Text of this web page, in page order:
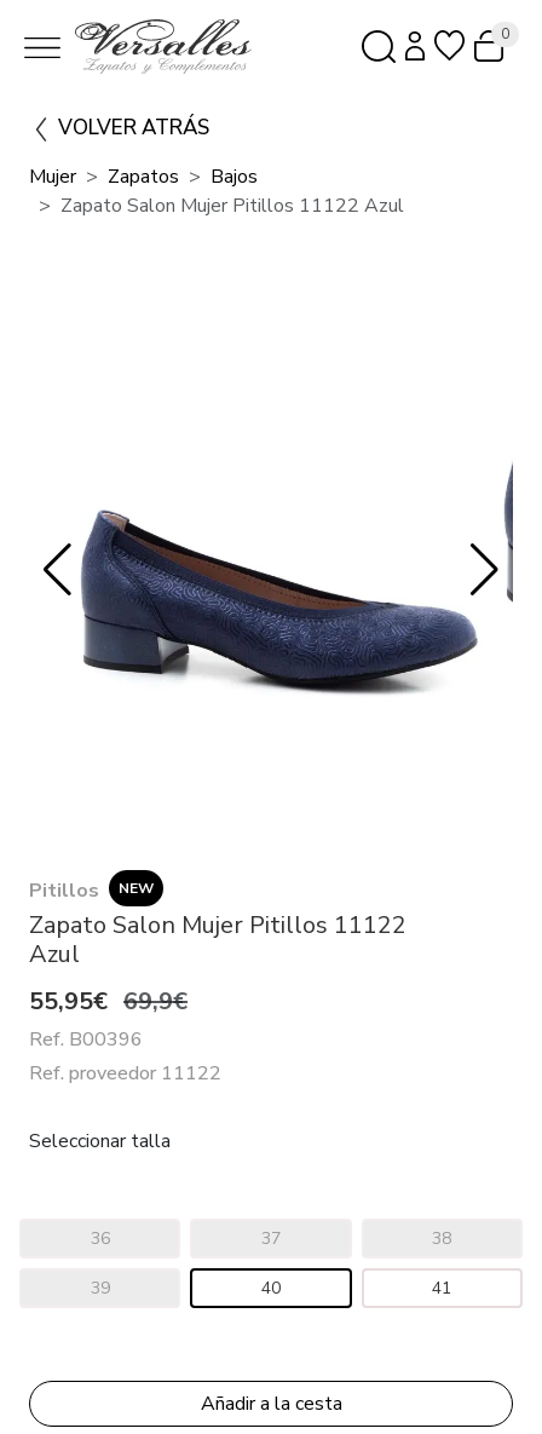
0
VOLVER ATRÁS
Mujer Zapatos
Bajos
Zapato Salon Mujer Pitillos 11122 Azul
Pitillos NEW
Zapato Salon Mujer Pitillos 11122
Azul
55,95€ 69,9€
Ref. B00396
Ref. proveedor 11122
Seleccionar talla
36 37 38
39 40 41